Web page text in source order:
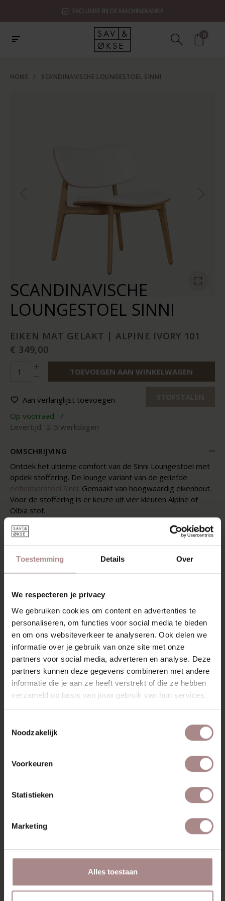
Toestemming Details Over
We respecteren je privacy
We gebruiken cookies om content en advertenties te
personaliseren, om functies voor social media te bieden
en om ons websiteverkeer te analyseren. Ook delen we
informatie over je gebruik van onze site met onze
partners voor social media, adverteren en analyse. Deze
partners kunnen deze gegevens combineren met andere
informatie die je aan ze heeft verstrekt of die ze hebben
verzameld op basis van jouw gebruik van hun services.
Noodzakelijk
Voorkeuren
Statistieken
Marketing
Alles toestaan
EXCLUSIEF BIJ DE MACHINEKAMER
0
HOME / SCANDINAVISCHE LOUNGESTOEL SINNI
SCANDINAVISCHE
LOUNGESTOEL SINNI
EIKEN MAT GELAKT | ALPINE IVORY 101
€ 349,00
TOEVOEGEN AAN WINKELWAGEN
Aan verlanglijst toevoegen
Op voorraad: 7
Levertijd: 2-5 werkdagen
OMSCHRIJVING
Ontdek het ultieme comfort van de Sinni Loungestoel met
opdek stoffering. De lounge variant van de geliefde
eetkamerstoel Sinni. Gemaakt van hoogwaardig eikenhout.
Voor de stoffering is er keuze uit vier kleuren Alpine of
Olbia stof.
De Sinni Loungestoel combineert comfort en verfijning en
is net zo charmant en tijdloos als de eetkamerstoel. De
en rugleuning. Zonder overbodige details is deze speelse
loungestoel vanaf elke hoek mooi om te zien.
KENMERKEN
VERPAKKING & MONTAGE
AFMETINGEN
ZAKELIJK
MISSCHIEN VIND JE DIT OOK
MOOI
SINNI | EIKEN